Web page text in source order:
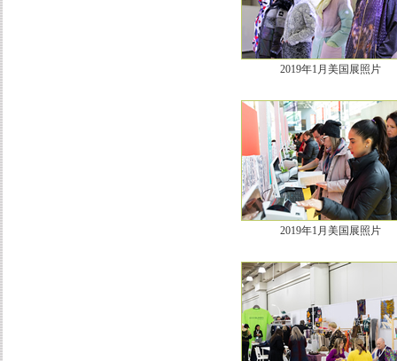
2019年1月美国展照片
2019年1月美国展照片